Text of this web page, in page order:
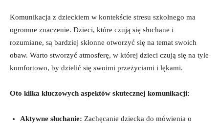
Komunikacja z dzieckiem w ⁤kontekście stresu szkolnego​ ma
ogromne znaczenie. Dzieci, które czują się słuchane i
rozumiane, ​są bardziej skłonne ⁢otworzyć⁣ się na temat swoich
obaw.‌ Warto stworzyć atmosferę, w której​ dzieci czują się na tyle
komfortowo,​ by dzielić‍ się ‍swoimi przeżyciami i lękami.
Oto kilka kluczowych aspektów skutecznej ​komunikacji:
Aktywne słuchanie: Zachęcanie dziecka do mówienia o